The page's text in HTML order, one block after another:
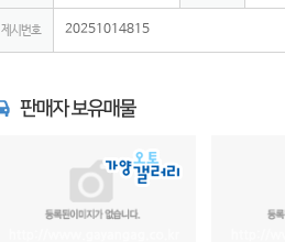
제시번호 20251014815